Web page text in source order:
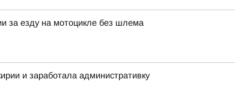
за езду на мотоцикле без шлема
и заработала административку